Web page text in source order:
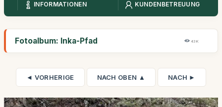
INFORMATIONEN
KUNDENBETREUUNG
Fotoalbum: Inka-Pfad 43K
◄ VORHERIGE NACH OBEN ▲ NACH ►